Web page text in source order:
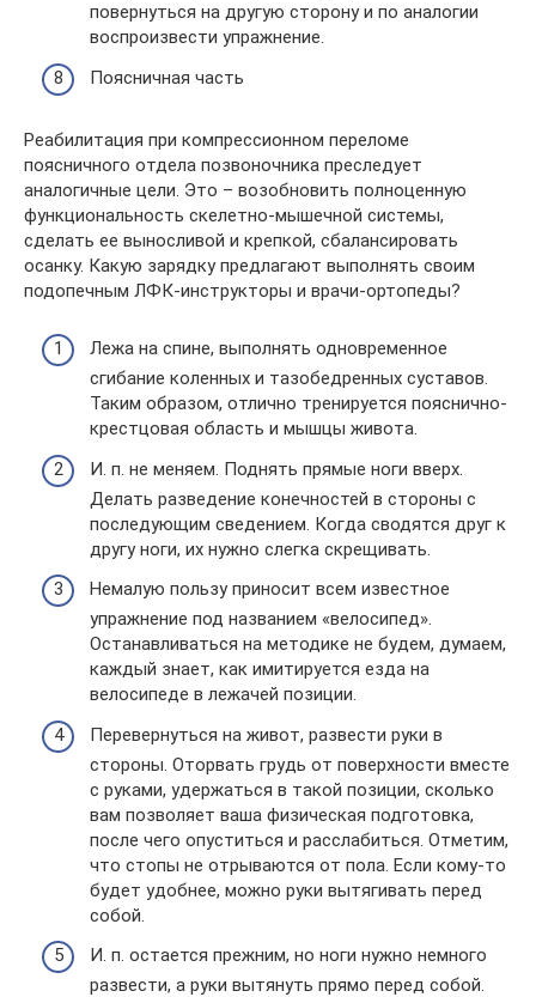
повернуться на другую сторону и по аналогии
воспроизвести упражнение.
Поясничная часть
Реабилитация при компрессионном переломе
поясничного отдела позвоночника преследует
аналогичные цели. Это – возобновить полноценную
функциональность скелетно-мышечной системы,
сделать ее выносливой и крепкой, сбалансировать
осанку. Какую зарядку предлагают выполнять своим
подопечным ЛФК-инструкторы и врачи-ортопеды?
Лежа на спине, выполнять одновременное
сгибание коленных и тазобедренных суставов.
Таким образом, отлично тренируется пояснично-
крестцовая область и мышцы живота.
И. п. не меняем. Поднять прямые ноги вверх.
Делать разведение конечностей в стороны с
последующим сведением. Когда сводятся друг к
другу ноги, их нужно слегка скрещивать.
Немалую пользу приносит всем известное
упражнение под названием «велосипед».
Останавливаться на методике не будем, думаем,
каждый знает, как имитируется езда на
велосипеде в лежачей позиции.
Перевернуться на живот, развести руки в
стороны. Оторвать грудь от поверхности вместе
с руками, удержаться в такой позиции, сколько
вам позволяет ваша физическая подготовка,
после чего опуститься и расслабиться. Отметим,
что стопы не отрываются от пола. Если кому-то
будет удобнее, можно руки вытягивать перед
собой.
И. п. остается прежним, но ноги нужно немного
развести, а руки вытянуть прямо перед собой.